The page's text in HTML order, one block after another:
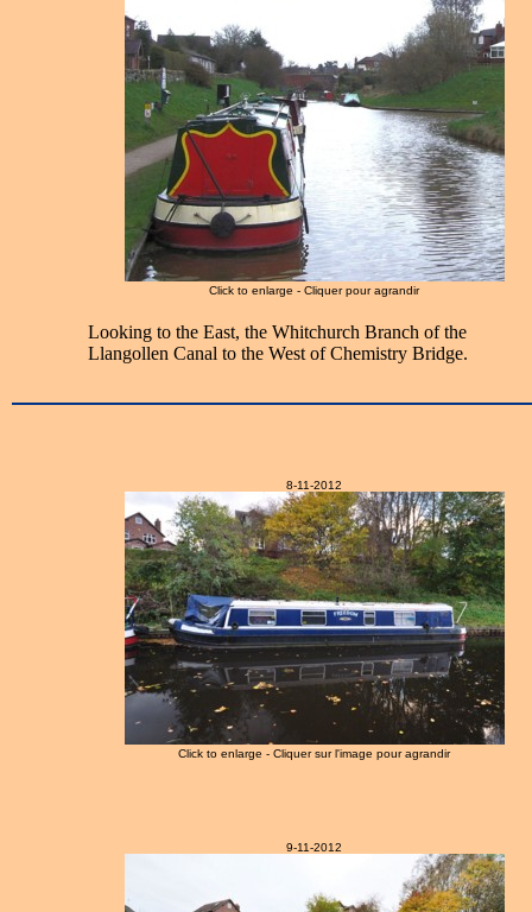
Click to enlarge - Cliquer pour agrandir
Looking to the East, the Whitchurch Branch of the
Llangollen Canal to the West of Chemistry Bridge.
8-11-2012
Click to enlarge - Cliquer sur l'image pour agrandir
9-11-2012